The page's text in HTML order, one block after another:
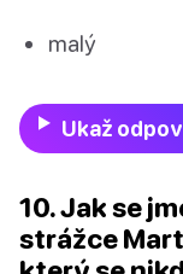
malý
Ukaž
10. Jak se
strážce